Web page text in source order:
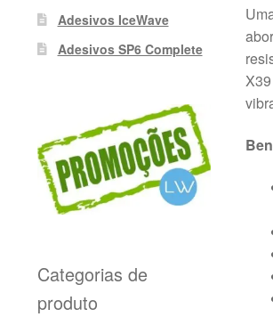
Adesivos IceWave
Adesivos SP6 Complete
Categorias de
produto